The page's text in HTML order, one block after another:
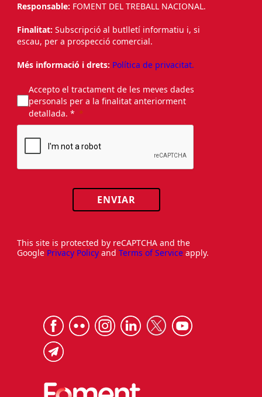
Responsable: FOMENT DEL TREBALL NACIONAL.
Finalitat: Subscripció al butlletí informatiu i, si
escau, per a prospecció comercial.
Més informació i drets: Política de privacitat.
Accepto el tractament de les meves dades
personals per a la finalitat anteriorment
detallada. *
ENVIAR
This site is protected by reCAPTCHA and the
Google Privacy Policy and Terms of Service apply.